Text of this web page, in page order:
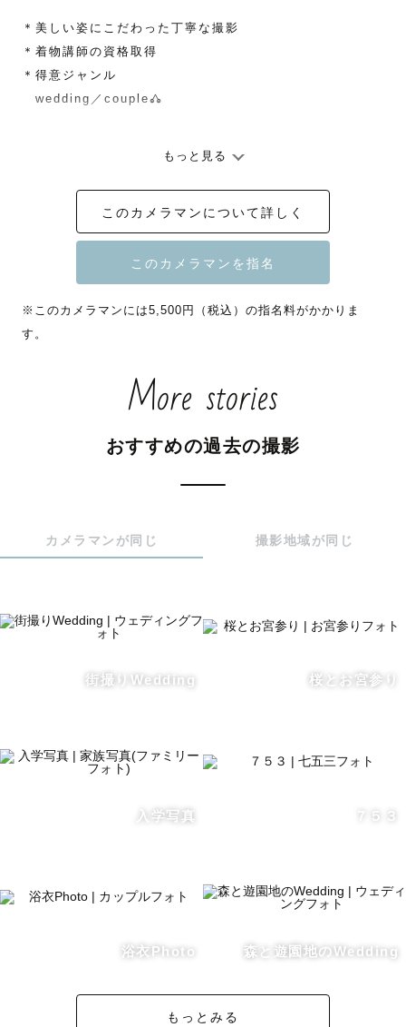
＊美しい姿にこだわった丁寧な撮影
＊着物講師の資格取得
＊得意ジャンル
wedding／couple𖦊
美しさを引き出し、
魅力的に映る写真はもちろん、
その瞬間の会話が聞こえてくるような
お写真を残すお手伝いをさせて頂きます。
-----【私について】-----
両親が絵画関係の仕事をしていたことから、
また、人と落ち着いて深く話すことが好きで、
心がけています。
「自己肯定感が上がる」
とも言われることは内緒です。
『笑顔も涙も葛藤も自分らしい姿』
もっと見る
このカメラマンについて詳しく
※このカメラマンには5,500円（税込）の指名料がかかりま
す。
More stories
おすすめの過去の撮影
カメラマンが同じ 撮影地域が同じ
街撮りWedding 桜とお宮参り
入学写真 ７５３
浴衣Photo 森と遊園地のWedding
もっとみる